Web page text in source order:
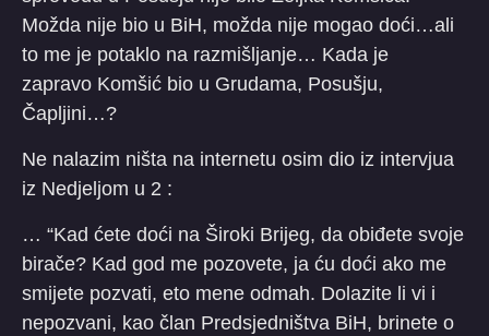
Možda nije bio u BiH, možda nije mogao doći…ali
to me je potaklo na razmišljanje… Kada je
zapravo Komšić bio u Grudama, Posušju,
Čapljini…?
Ne nalazim ništa na internetu osim dio iz intervjua
iz Nedjeljom u 2 :
… “Kad ćete doći na Široki Brijeg, da obiđete svoje
birače? Kad god me pozovete, ja ću doći ako me
smijete pozvati, eto mene odmah. Dolazite li vi i
nepozvani, kao član Predsjedništva BiH, brinete o